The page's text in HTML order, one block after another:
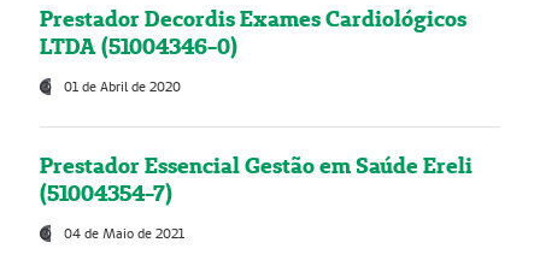
Prestador Decordis Exames Cardiológicos
LTDA (51004346-0)
01 de Abril de 2020
Prestador Essencial Gestão em Saúde Ereli
(51004354-7)
04 de Maio de 2021